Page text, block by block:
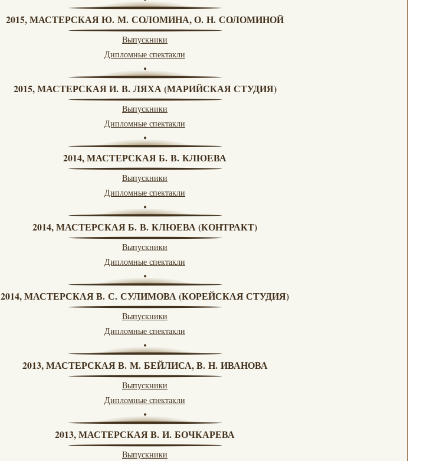
2015, МАСТЕРСКАЯ Ю. М. СОЛОМИНА, О. Н. СОЛОМИНОЙ
Выпускники
Дипломные спектакли
2015, МАСТЕРСКАЯ И. В. ЛЯХА (МАРИЙСКАЯ СТУДИЯ)
Выпускники
Дипломные спектакли
2014, МАСТЕРСКАЯ Б. В. КЛЮЕВА
Выпускники
Дипломные спектакли
2014, МАСТЕРСКАЯ Б. В. КЛЮЕВА (КОНТРАКТ)
Выпускники
Дипломные спектакли
2014, МАСТЕРСКАЯ В. С. СУЛИМОВА (КОРЕЙСКАЯ СТУДИЯ)
Выпускники
Дипломные спектакли
2013, МАСТЕРСКАЯ В. М. БЕЙЛИСА, В. Н. ИВАНОВА
Выпускники
Дипломные спектакли
2013, МАСТЕРСКАЯ В. И. БОЧКАРЕВА
Выпускники